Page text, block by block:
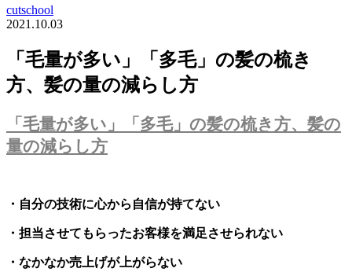
cutschool
2021.10.03
「毛量が多い」「多毛」の髪の梳き
方、髪の量の減らし方
「毛量が多い」「多毛」の髪の梳き方、髪の
量の減らし方
・自分の技術に心から自信が持てない
・担当させてもらったお客様を満足させられない
・なかなか売上げが上がらない